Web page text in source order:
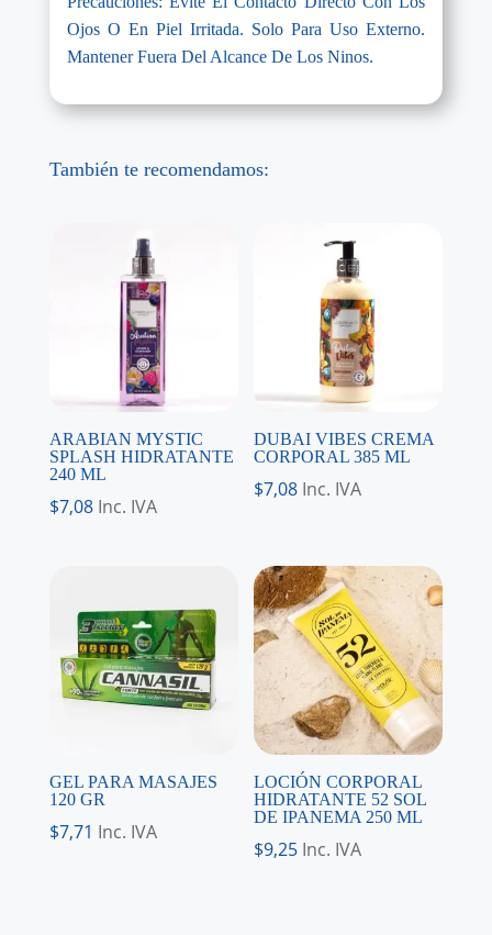
Ojos O En Piel Irritada. Solo Para Uso Externo.
Mantener Fuera Del Alcance De Los Ninos.
También te recomendamos:
ARABIAN MYSTIC
SPLASH HIDRATANTE
240 ML
$7,08 Inc. IVA
DUBAI VIBES CREMA
CORPORAL 385 ML
$7,08 Inc. IVA
GEL PARA MASAJES
120 GR
$7,71 Inc. IVA
LOCIÓN CORPORAL
HIDRATANTE 52 SOL
DE IPANEMA 250 ML
$9,25 Inc. IVA